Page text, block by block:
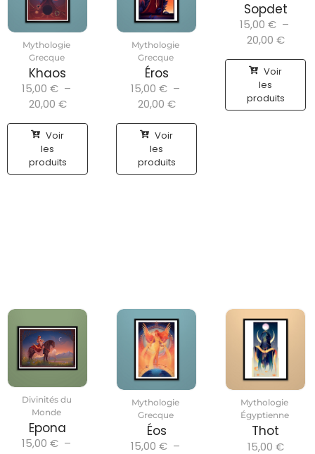
Mythologie
Grecque
Khaos
15,00 € –
20,00 €
Voir
les
produits
Mythologie
Grecque
Éros
15,00 € –
20,00 €
Voir
les
produits
Sopdet
15,00 € –
20,00 €
Voir
les
produits
Divinités du
Monde
Epona
15,00 € –
Mythologie
Grecque
Éos
15,00 € –
Mythologie
Égyptienne
Thot
15,00 €